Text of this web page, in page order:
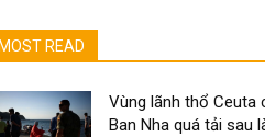
MOST READ
Vùng lãnh thổ Ceuta
Ban Nha quá tải sau